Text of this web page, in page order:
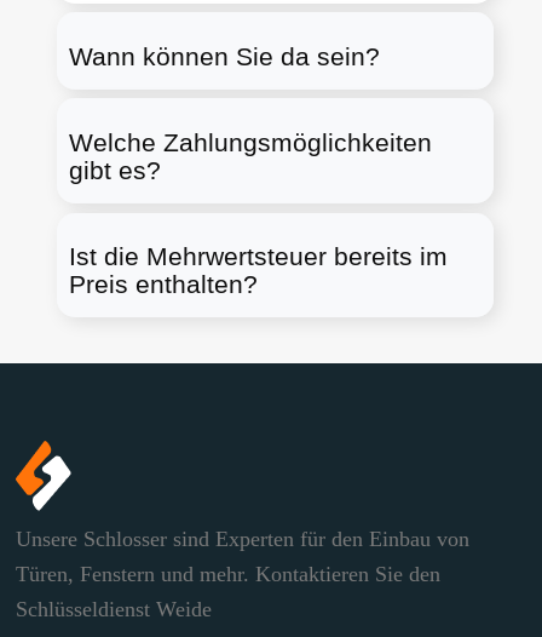
Wann können Sie da sein?
Welche Zahlungsmöglichkeiten
gibt es?
Ist die Mehrwertsteuer bereits im
Preis enthalten?
Unsere Schlosser sind Experten für den Einbau von
Türen, Fenstern und mehr. Kontaktieren Sie den
Schlüsseldienst Weide